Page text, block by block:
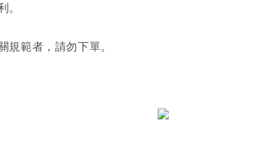
範者，請勿下單。